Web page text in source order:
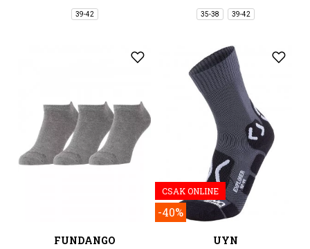
39-42 35-38 39-42
FUNDANGO
CSAK ONLINE
-40%
UYN